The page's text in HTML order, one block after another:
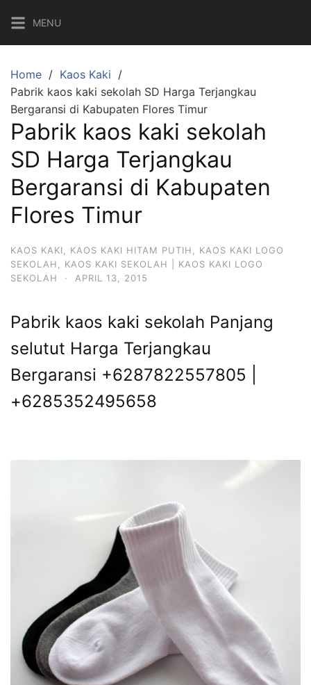
content
MENU
Home
Kaos Kaki
Pabrik kaos kaki sekolah SD Harga Terjangkau
Bergaransi di Kabupaten Flores Timur
Pabrik kaos kaki sekolah
SD Harga Terjangkau
Bergaransi di Kabupaten
Flores Timur
KAOS KAKI KAOS KAKI HITAM PUTIH
KAOS KAKI LOGO
SEKOLAH
KAOS KAKI SEKOLAH | KAOS KAKI LOGO
SEKOLAH
· APRIL 13, 2015
Pabrik kaos kaki sekolah Panjang
selutut Harga Terjangkau
Bergaransi +6287822557805 |
+6285352495658